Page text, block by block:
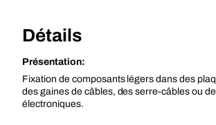
Détails
Présentation:
Fixation de composants légers dans des
des gaines de câbles, des serre-câbles ou
électroniques.